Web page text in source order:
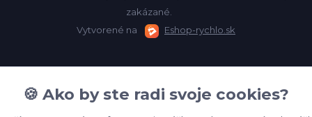
zakázané.
Vytvorené na
Eshop-rychlo.sk
🍪 Ako by ste radi svoje cookies?